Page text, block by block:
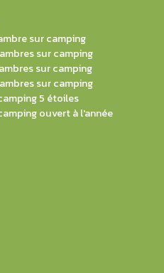
sur camping
sur camping
sur camping
sur camping
5 étoiles
ouvert à l'année